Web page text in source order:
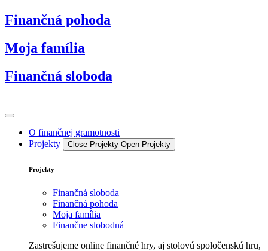
Preskočiť
na
Finančná pohoda
Moja família
Finančná sloboda
O finančnej gramotnosti
Projekty
Close Projekty Open Projekty
Projekty
Finančná sloboda
Finančná pohoda
Moja família
Finančne slobodná
Zastrešujeme online finančné hry, aj stolovú spoločenskú hru,